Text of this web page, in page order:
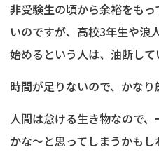
非受験生の頃から余裕をも
いのですが、高校3年生や浪
始めるという人は、油断して
時間が足りないので、かなり
人間は怠ける生き物なので
かな～と思ってしまうかもし